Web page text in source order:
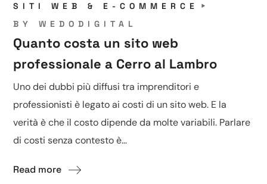
SITI WEB & E-COMMERCE
BYWEDODIGITAL
Quanto costa un sito web
professionale a Cerro al Lambro
Uno dei dubbi più diffusi tra imprenditori e
professionisti è legato ai costi di un sito web. E la
verità è che il costo dipende da molte variabili. Parlare
di costi senza contesto è...
Read more